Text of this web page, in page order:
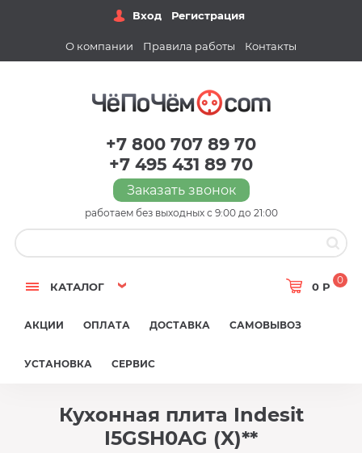
Вход Регистрация
О компании Правила работы Контакты
+7 800 707 89 70
+7 495 431 89 70
Заказать звонок
работаем без выходных с 9:00 до 21:00
КАТАЛОГ 0 Р
0
АКЦИИ ОПЛАТА ДОСТАВКА САМОВЫВОЗ
УСТАНОВКА СЕРВИС
Кухонная плита Indesit
I5GSH0AG (X)**